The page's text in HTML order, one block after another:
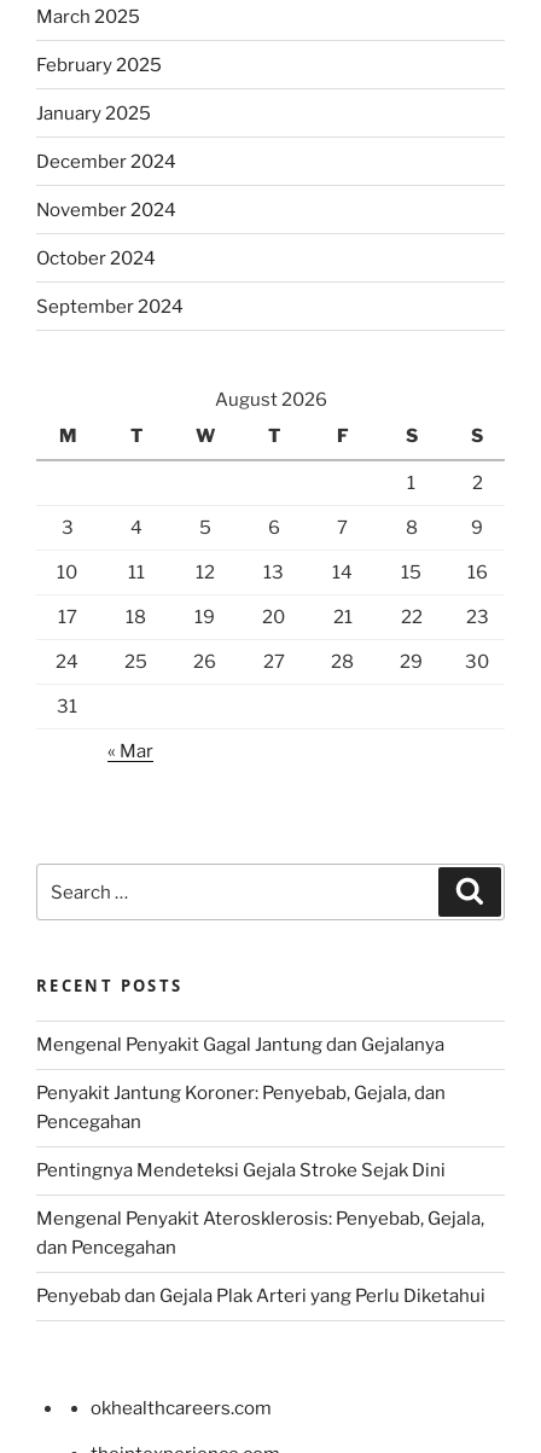
March 2025
February 2025
January 2025
December 2024
November 2024
October 2024
September 2024
August 2026
M
T W T F S S
1 2
3 4 5 6 7 8 9
10 11 12 13 14 15 16
17 18 19 20 21 22 23
24 25 26 27 28 29 30
31
« Mar
for:
RECENT POSTS
Mengenal Penyakit Gagal Jantung dan Gejalanya
Penyakit Jantung Koroner: Penyebab, Gejala, dan
Pencegahan
Pentingnya Mendeteksi Gejala Stroke Sejak Dini
Mengenal Penyakit Aterosklerosis: Penyebab, Gejala,
dan Pencegahan
Penyebab dan Gejala Plak Arteri yang Perlu Diketahui
okhealthcareers.com